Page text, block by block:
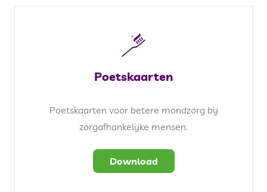
Poetskaarten
Poetskaarten voor betere mondzorg bij
zorgafhankelijke mensen.
Download